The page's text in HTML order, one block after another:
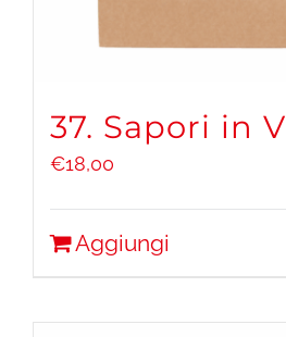
37. Sapori in
€18,00
Aggiungi